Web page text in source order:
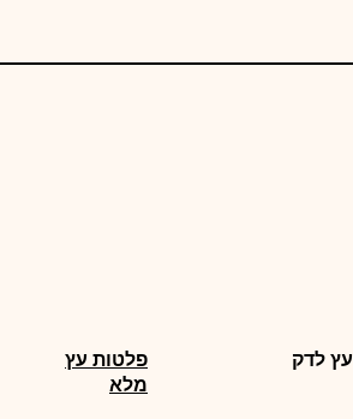
פלטות עץ
מלא
עץ לדק